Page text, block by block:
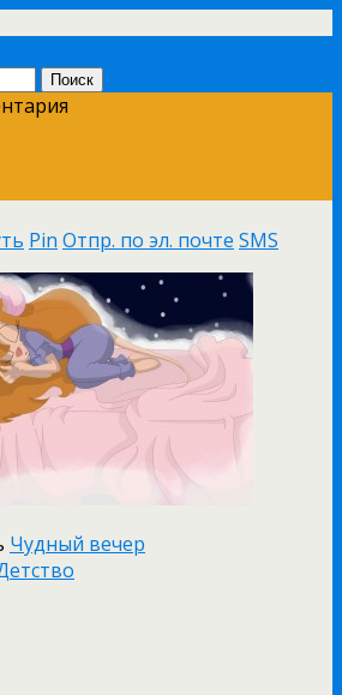
Pin Отпр. по эл. почте SMS
Чудный вечер